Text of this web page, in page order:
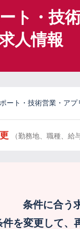
ート・技
人情報
ート・技術営業・ア
（勤務地、職種、給
条件に合う
件を変更して、